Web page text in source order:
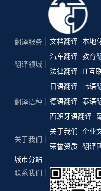
翻译服务 文档翻译 本地
翻译领域
汽车翻译 教育
法律翻译
IT互
翻译语种
日语翻译 韩语
德语翻译 泰语
西班牙语翻译
关于我们
关于我们 企业
荣誉资质 翻译
城市分站
联系我们